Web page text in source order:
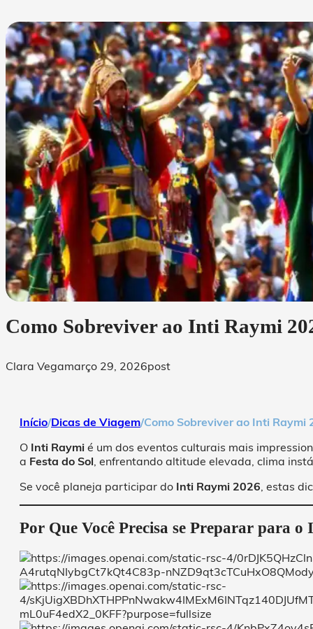
Como Sobreviver ao Inti Raymi
Clara Vegamarço 29, 2026post
Início/Dicas de Viagem/Como Sobreviver ao Inti Raymi
O Inti Raymi é um dos eventos culturais mais
a Festa do Sol , enfrentando altitude elevada, clima
Se você planeja participar do Inti Raymi 2026 , estas
Por Que Você Precisa se Preparar para